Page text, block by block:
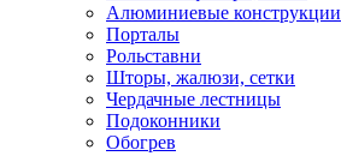
Алюминиевые конструкции
Порталы
Рольставни
Шторы, жалюзи, сетки
Чердачные лестницы
Подоконники
Обогрев